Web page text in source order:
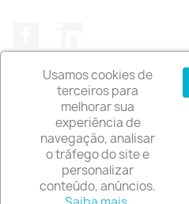
A EMPRESA
INFORMAÇÃO DA LOJA
© 2026 - Software de
Usamos cookies de
terceiros para
melhorar sua
experiência de
navegação, analisar
o tráfego do site e
personalizar
conteúdo, anúncios.